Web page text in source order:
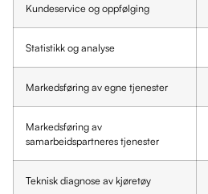
Kundeservice og oppfølging
Statistikk og analyse
Markedsføring av egne tjenester
Markedsføring av
samarbeidspartneres tjenester
Teknisk diagnose av kjøretøy